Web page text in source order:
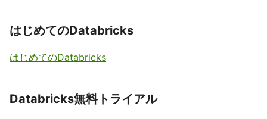
はじめてのDatabricks
はじめてのDatabricks
Databricks無料トライアル